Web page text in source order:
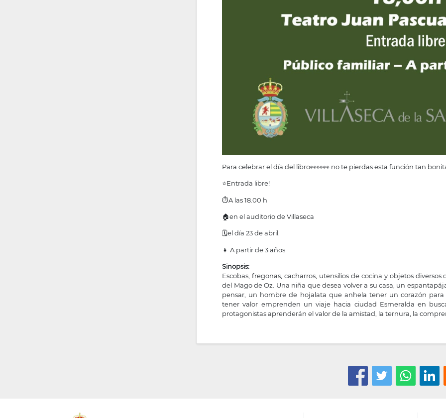
Para celebrar el día del libro👀👀👀 no te pierdas esta función tan
⭐Entrada libre!
⏱️A las 18.00 h
🏠en el auditorio de Villaseca
🗓️el día 23 de abril.
👧 A partir de 3 años
Sinopsis:
Escobas, fregonas, cacharros, utensilios de cocina y objetos
del Mago de Oz. Una niña que desea volver a su casa, un
pensar, un hombre de hojalata que anhela tener un corazón
tener valor emprenden un viaje hacia ciudad Esmeralda en
protagonistas aprenderán el valor de la amistad, la ternura, la